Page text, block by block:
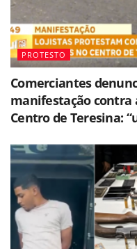
PROTESTO
Comerciantes
manifestação contra
Centro de Teresina: